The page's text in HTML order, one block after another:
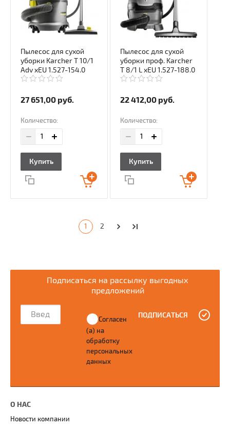
Пылесос для сухой
уборки Karcher T 10/1
Adv xEU 1.527-154.0
27 651,00 руб.
Количество:
Купить
Пылесос для сухой
уборки проф. Karcher
T 8/1 L xEU 1.527-188.0
22 412,00 руб.
Количество:
Купить
1 2
Подписаться на рассылку выгодных
предложений
Согласен
(а) на
обработку
персональных
данных
ПОДПИСАТЬСЯ
О НАС
Новости компании